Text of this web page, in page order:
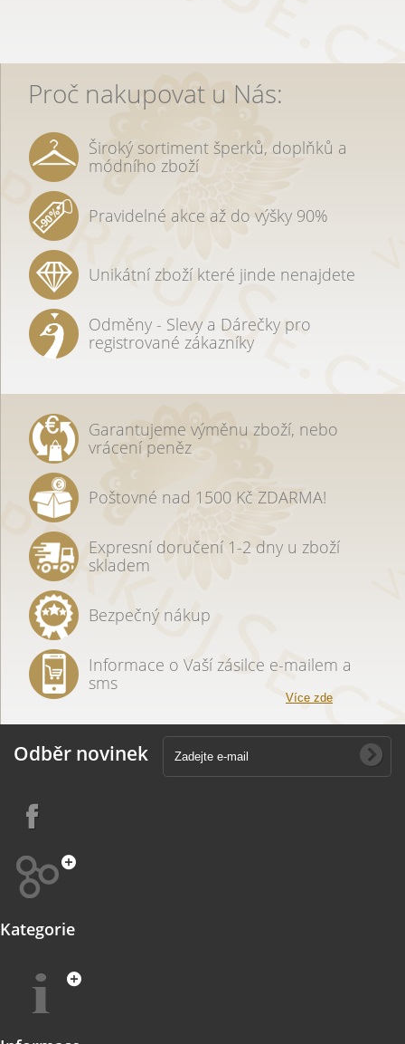
Proč nakupovat u Nás:
Široký sortiment šperků, doplňků a
módního zboží
Pravidelné akce až do výšky 90%
Unikátní zboží které jinde nenajdete
Odměny - Slevy a Dárečky pro
registrované zákazníky
Garantujeme výměnu zboží, nebo
vrácení peněz
Poštovné nad 1500 Kč ZDARMA!
Expresní doručení 1-2 dny u zboží
skladem
Bezpečný nákup
Informace o Vaší zásilce e-mailem a
sms
Více zde
Odběr novinek
Kategorie